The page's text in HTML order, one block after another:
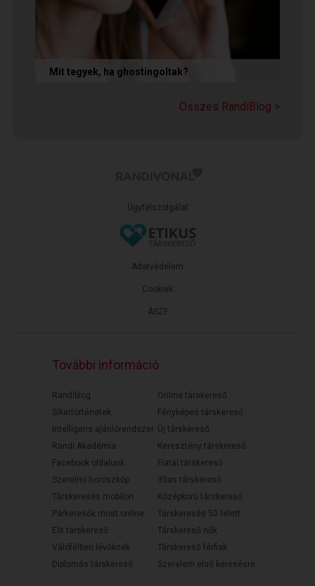
Mit tegyek, ha ghostingoltak?
a legfontosabb teendőd: ne fuss utána, ne küldj
Összes RandiBlog >
Ügyfélszolgálat
ÁSZF
Adatvédelem
Cookiek
További információ
Randiblog
Sikertörténetek
Intelligens ajánlórendszer
Randi Akadémia
Facebook oldalunk
Szerelmi horoszkóp
Társkeresés mobilon
Párkeresők most online
Elit társkereső
Válófélben lévőknek
Diplomás társkereső
Online társkereső
Fényképes társkereső
Új társkereső
Keresztény társkereső
Fiatal társkereső
30as társkereső
Középkorú társkereső
Társkeresés 50 felett
Társkereső nők
Társkereső férfiak
Szerelem első keresésre